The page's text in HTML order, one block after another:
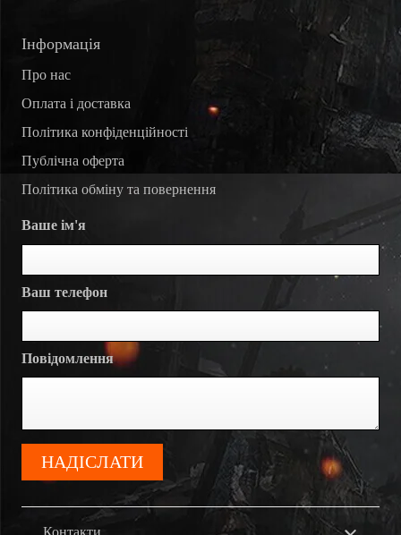
Інформація
Про нас
Оплата і доставка
Політика конфіденційності
Публічна оферта
Політика обміну та повернення
Ваше ім'я
Ваш телефон
Повідомлення